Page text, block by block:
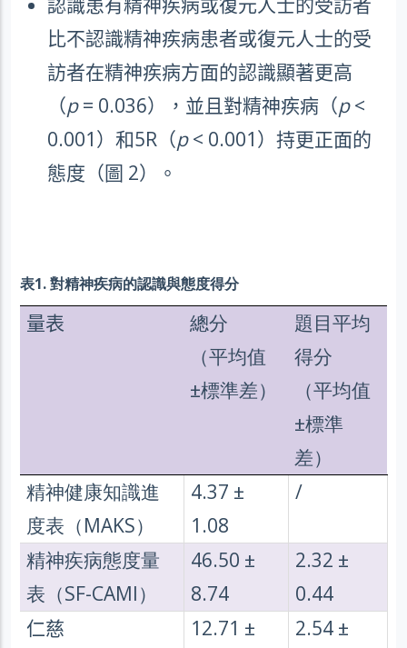
比不認識精神疾病患者或復元人士的受
訪者在精神疾病方面的認識顯著更高
（p= 0.036），並且對精神疾病（p<
0.001）和5R （p< 0.001）持更正面的
態度（圖 2）。
表1. 對精神疾病的認識與態度得分
量表
總分
（平均值
±標準差）
題目平均
得分
（平均值
±標準
差）
精神健康知識進
度表（MAKS）
4.37 ±
1.08
/
精神疾病態度量
表（SF-CAMI）
46.50 ±
8.74
2.32 ±
0.44
仁慈
12.71 ±
2.54 ±